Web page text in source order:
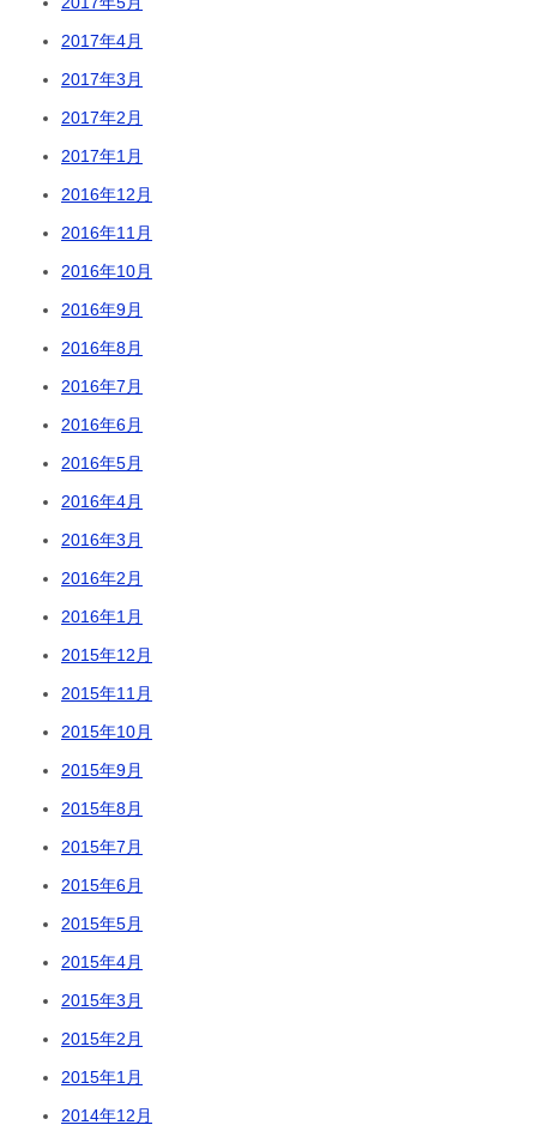
2017年4月
2017年3月
2017年2月
2017年1月
2016年12月
2016年11月
2016年10月
2016年9月
2016年8月
2016年7月
2016年6月
2016年5月
2016年4月
2016年3月
2016年2月
2016年1月
2015年12月
2015年11月
2015年10月
2015年9月
2015年8月
2015年7月
2015年6月
2015年5月
2015年4月
2015年3月
2015年2月
2015年1月
2014年12月